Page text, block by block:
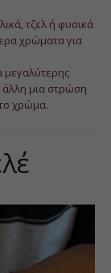
τζελ ή φυσικά
χρώματα για
μεγαλύτερης
άλλη μια στρώση
χρώμα.